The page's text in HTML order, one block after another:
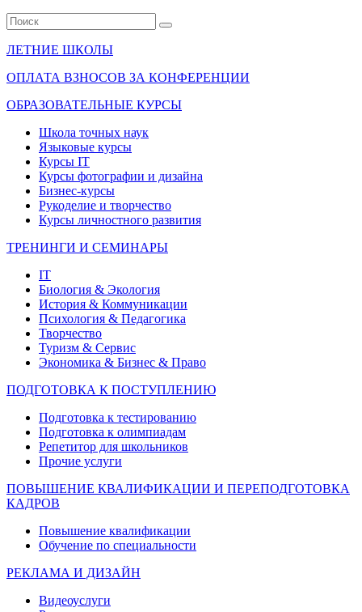
ЛЕТНИЕ ШКОЛЫ
ОПЛАТА ВЗНОСОВ ЗА КОНФЕРЕНЦИИ
ОБРАЗОВАТЕЛЬНЫЕ КУРСЫ
Школа точных наук
Языковые курсы
Курсы IT
Курсы фотографии и дизайна
Бизнес-курсы
Рукоделие и творчество
Курсы личностного развития
ТРЕНИНГИ И СЕМИНАРЫ
IT
Биология & Экология
История & Коммуникации
Психология & Педагогика
Творчество
Туризм & Сервис
Экономика & Бизнес & Право
ПОДГОТОВКА К ПОСТУПЛЕНИЮ
Подготовка к тестированию
Подготовка к олимпиадам
Репетитор для школьников
Прочие услуги
ПОВЫШЕНИЕ КВАЛИФИКАЦИИ И ПЕРЕПОДГОТОВКА
КАДРОВ
Повышение квалификации
Обучение по специальности
РЕКЛАМА И ДИЗАЙН
Видеоуслуги